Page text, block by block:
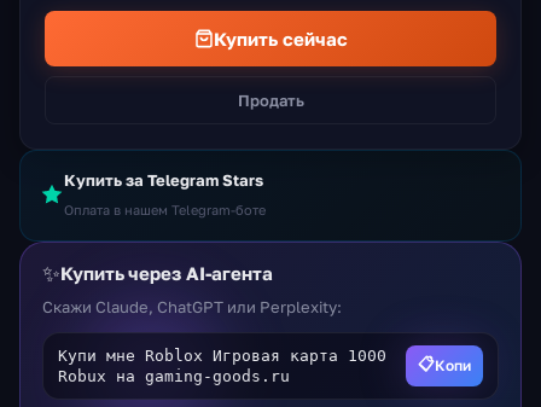
Купить сейчас
Продать
Купить за Telegram Stars
Оплата в нашем Telegram-боте
✨Купить через AI-агента
Скажи Claude, ChatGPT или Perplexity:
Купи мне Roblox Игровая карта 1000
Robux на gaming-goods.ru
📋Копи